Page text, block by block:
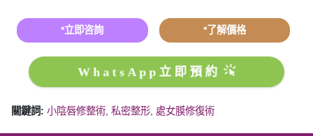
*立即咨詢 *了解價格
WhatsApp立即預約
關鍵詞: 小陰唇修整術 私密整形 處女膜修復術